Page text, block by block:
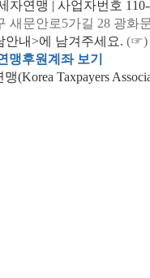
자연맹 | 사업자번호
새문안로5가길 28 광화
안내>에 남겨주세요. (☞)
맹후원계좌 보기
(Korea Taxpayers